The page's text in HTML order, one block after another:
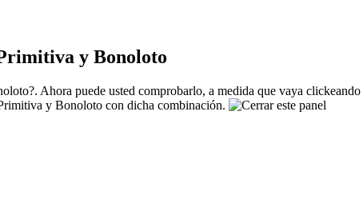
y Bonoloto
Ahora puede usted comprobarlo, a medida que vaya
y Bonoloto con dicha combinación.